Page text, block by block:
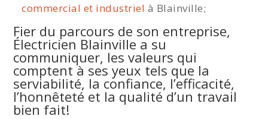
commercial et industriel à Blainville;
Fier du parcours de son entreprise,
Électricien Blainville a su
communiquer, les valeurs qui
comptent à ses yeux tels que la
serviabilité, la confiance, l’efficacité,
l’honnêteté et la qualité d’un travail
bien fait!